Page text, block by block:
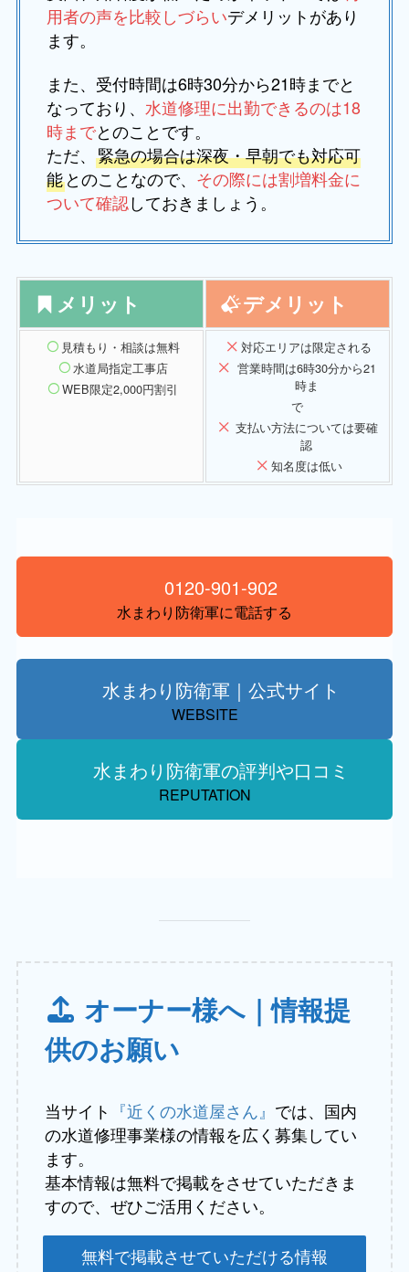
用者の声を比較しづらいデメリットがあり
ます。
また、受付時間は6時30分から21時までと
なっており、 水道修理に出勤できるのは18
時までとのことです。
ただ、 緊急の場合は深夜・早朝でも対応可
能とのことなので、 その際には割増料金に
ついて確認しておきましょう。
メリット デメリット
見積もり・相談は無料
水道局指定工事店
WEB限定2,000円割引
対応エリアは限定される
営業時間は6時30分から21
時ま
で
支払い方法については要確
認
知名度は低い
0120-901-902
水まわり防衛軍に電話する
水まわり防衛軍｜公式サイト
WEBSITE
水まわり防衛軍の評判や口コミ
REPUTATION
オーナー様へ｜情報提
供のお願い
当サイト 『近くの水道屋さん』 では、国内
の水道修理事業様の情報を広く募集してい
ます。
基本情報は無料で掲載をさせていただきま
すので、ぜひご活用ください。
無料で掲載させていただける情報